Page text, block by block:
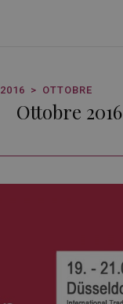
2016 OTTOBRE
Ottobre 2016